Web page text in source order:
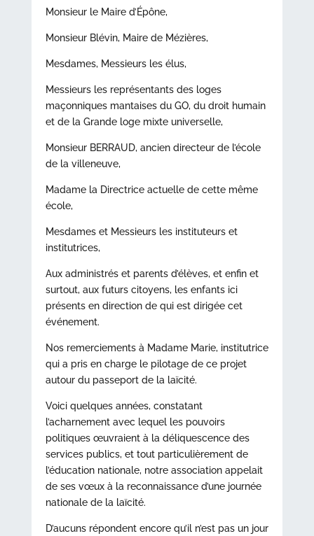
Monsieur le Maire d’Épône,
Monsieur Blévin, Maire de Mézières,
Mesdames, Messieurs les élus,
Messieurs les représentants des loges
maçonniques mantaises du GO, du droit humain
et de la Grande loge mixte universelle,
Monsieur BERRAUD, ancien directeur de l’école
de la villeneuve,
Madame la Directrice actuelle de cette même
école,
Mesdames et Messieurs les instituteurs et
institutrices,
Aux administrés et parents d’élèves, et enfin et
surtout, aux futurs citoyens, les enfants ici
présents en direction de qui est dirigée cet
événement.
Nos remerciements à Madame Marie, institutrice
qui a pris en charge le pilotage de ce projet
autour du passeport de la laïcité.
Voici quelques années, constatant
l’acharnement avec lequel les pouvoirs
politiques œuvraient à la déliquescence des
services publics, et tout particulièrement de
l’éducation nationale, notre association appelait
de ses vœux à la reconnaissance d’une journée
nationale de la laïcité.
D’aucuns répondent encore qu’il n’est pas un jour